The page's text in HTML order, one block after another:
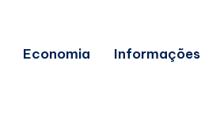
Economia Informações